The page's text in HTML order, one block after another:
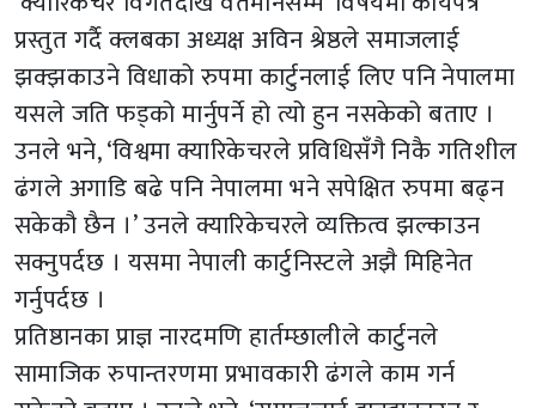
प्रस्तुत गर्दै क्लबका अध्यक्ष अविन श्रेष्ठले समाजलाई
झक्झकाउने विधाको रुपमा कार्टुनलाई लिए पनि नेपालमा
यसले जति फड्को मार्नुपर्ने हो त्यो हुन नसकेको बताए ।
उनले भने, ‘विश्वमा क्यारिकेचरले प्रविधिसँगै निकै गतिशील
ढंगले अगाडि बढे पनि नेपालमा भने सपेक्षित रुपमा बढ्न
सकेकौ छैन ।’ उनले क्यारिकेचरले व्यक्तित्व झल्काउन
सक्नुपर्दछ । यसमा नेपाली कार्टुनिस्टले अझै मिहिनेत
गर्नुपर्दछ ।
प्रतिष्ठानका प्राज्ञ नारदमणि हार्तम्छालीले कार्टुनले
सामाजिक रुपान्तरणमा प्रभावकारी ढंगले काम गर्न